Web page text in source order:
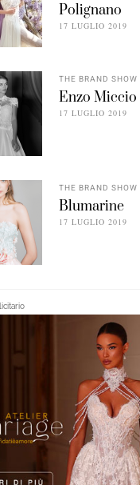
Polignano
17 LUGLIO 2019
THE BRAND SHOW
Enzo Miccio
17 LUGLIO 2019
THE BRAND SHOW
Blumarine
17 LUGLIO 2019